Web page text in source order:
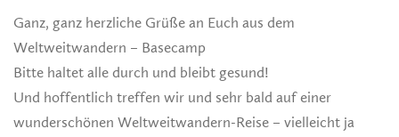
Ganz, ganz herzliche Grüße an Euch aus dem
Weltweitwandern – Basecamp
Bitte haltet alle durch und bleibt gesund!
Und hoffentlich treffen wir und sehr bald auf einer
wunderschönen Weltweitwandern-Reise – vielleicht ja